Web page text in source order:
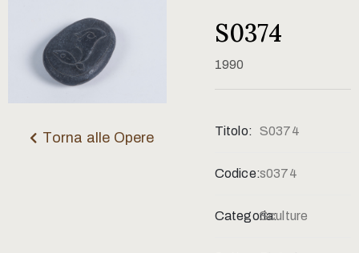
Contatti
Torna alle Opere
S0374
1990
Titolo: S0374
Codice:s0374
Categoria:Sculture